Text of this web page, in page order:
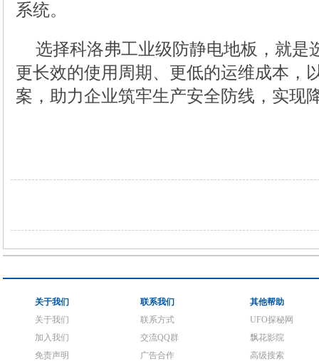
系统。
选择科洛弗工业级防静电地板，就是
更长效的使用周期、更低的运维成本，
案，助力企业筑牢生产安全防线，实现
关于我们
关于我们
加入我们
免责声明
联系我们
联系方式
交流QQ群
广告合作
其他帮助
UFO探秘网
飘花影院
高级搜索